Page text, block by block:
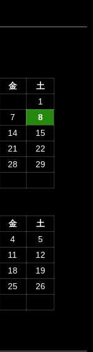
金
土
1
7
8
14
15
21
22
28
29
金
土
4
5
11
12
18
19
25
26